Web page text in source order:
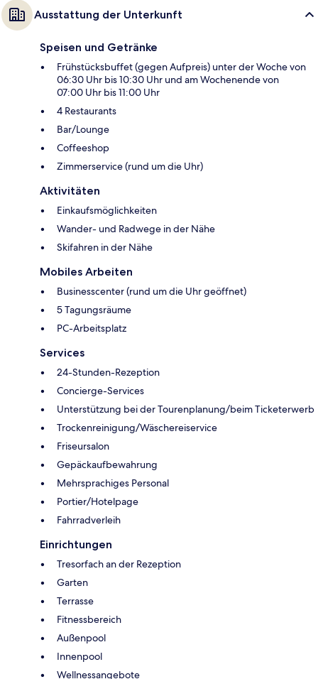
Ausstattung der Unterkunft
Speisen und Getränke
Frühstücksbuffet (gegen Aufpreis) unter der Woche von
06:30 Uhr bis 10:30 Uhr und am Wochenende von
07:00 Uhr bis 11:00 Uhr
4 Restaurants
Bar/Lounge
Coffeeshop
Zimmerservice (rund um die Uhr)
Aktivitäten
Einkaufsmöglichkeiten
Wander- und Radwege in der Nähe
Skifahren in der Nähe
Mobiles Arbeiten
Businesscenter (rund um die Uhr geöffnet)
5 Tagungsräume
PC-Arbeitsplatz
Services
24-Stunden-Rezeption
Concierge-Services
Unterstützung bei der Tourenplanung/beim Ticketerwerb
Trockenreinigung/Wäschereiservice
Friseursalon
Gepäckaufbewahrung
Mehrsprachiges Personal
Portier/Hotelpage
Fahrradverleih
Einrichtungen
Tresorfach an der Rezeption
Garten
Terrasse
Fitnessbereich
Außenpool
Innenpool
Wellnessangebote